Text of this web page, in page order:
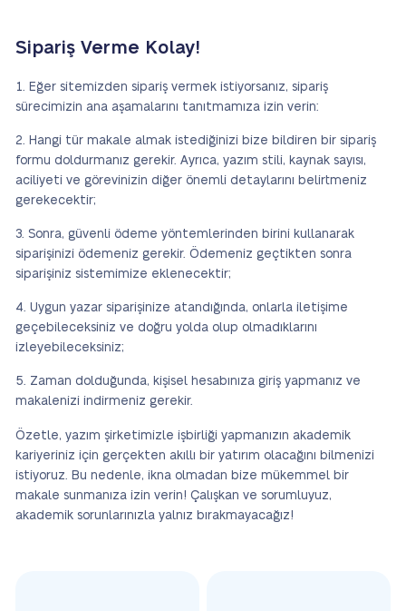
Sipariş Verme Kolay!
Eğer sitemizden sipariş vermek istiyorsanız, sipariş
sürecimizin ana aşamalarını tanıtmamıza izin verin:
Hangi tür makale almak istediğinizi bize bildiren bir sipariş
formu doldurmanız gerekir. Ayrıca, yazım stili, kaynak sayısı,
aciliyeti ve görevinizin diğer önemli detaylarını belirtmeniz
gerekecektir;
Sonra, güvenli ödeme yöntemlerinden birini kullanarak
siparişinizi ödemeniz gerekir. Ödemeniz geçtikten sonra
siparişiniz sistemimize eklenecektir;
Uygun yazar siparişinize atandığında, onlarla iletişime
geçebileceksiniz ve doğru yolda olup olmadıklarını
izleyebileceksiniz;
Zaman dolduğunda, kişisel hesabınıza giriş yapmanız ve
makalenizi indirmeniz gerekir.
Özetle, yazım şirketimizle işbirliği yapmanızın akademik
kariyeriniz için gerçekten akıllı bir yatırım olacağını bilmenizi
istiyoruz. Bu nedenle, ikna olmadan bize mükemmel bir
makale sunmanıza izin verin! Çalışkan ve sorumluyuz,
akademik sorunlarınızla yalnız bırakmayacağız!